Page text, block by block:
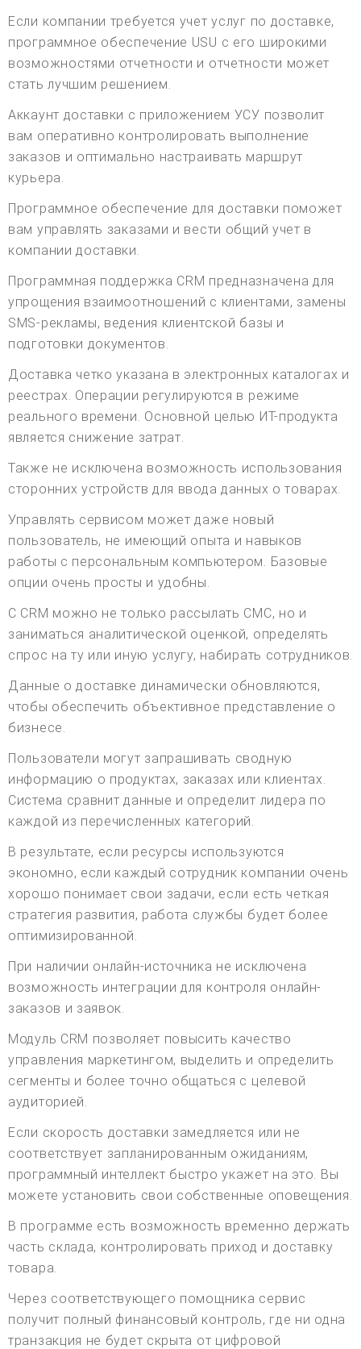
Если компании требуется учет услуг по доставке,
программное обеспечение USU с его широкими
возможностями отчетности и отчетности может
стать лучшим решением.
Аккаунт доставки с приложением УСУ позволит
вам оперативно контролировать выполнение
заказов и оптимально настраивать маршрут
курьера.
Программное обеспечение для доставки поможет
вам управлять заказами и вести общий учет в
компании доставки.
Программная поддержка CRM предназначена для
упрощения взаимоотношений с клиентами, замены
SMS-рекламы, ведения клиентской базы и
подготовки документов.
Доставка четко указана в электронных каталогах и
реестрах. Операции регулируются в режиме
реального времени. Основной целью ИТ-продукта
является снижение затрат.
Также не исключена возможность использования
сторонних устройств для ввода данных о товарах.
Управлять сервисом может даже новый
пользователь, не имеющий опыта и навыков
работы с персональным компьютером. Базовые
опции очень просты и удобны.
С CRM можно не только рассылать СМС, но и
заниматься аналитической оценкой, определять
спрос на ту или иную услугу, набирать сотрудников.
Данные о доставке динамически обновляются,
чтобы обеспечить объективное представление о
бизнесе.
Пользователи могут запрашивать сводную
информацию о продуктах, заказах или клиентах.
Система сравнит данные и определит лидера по
каждой из перечисленных категорий.
В результате, если ресурсы используются
экономно, если каждый сотрудник компании очень
хорошо понимает свои задачи, если есть четкая
стратегия развития, работа службы будет более
оптимизированной.
При наличии онлайн-источника не исключена
возможность интеграции для контроля онлайн-
заказов и заявок.
Модуль CRM позволяет повысить качество
управления маркетингом, выделить и определить
сегменты и более точно общаться с целевой
аудиторией.
Если скорость доставки замедляется или не
соответствует запланированным ожиданиям,
программный интеллект быстро укажет на это. Вы
можете установить свои собственные оповещения.
В программе есть возможность временно держать
часть склада, контролировать приход и доставку
товара.
Через соответствующего помощника сервис
получит полный финансовый контроль, где ни одна
транзакция не будет скрыта от цифровой